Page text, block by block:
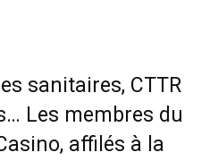
sanitaires, CTTR
Les membres du
affilés à la